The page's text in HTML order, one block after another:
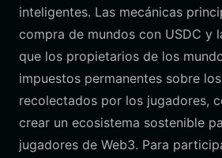
inteligentes. Las mecánicas
compra de mundos con USDC y
que los propietarios de los
impuestos permanentes sobre
recolectados por los jugadores,
crear un ecosistema sostenible
jugadores de Web3. Para